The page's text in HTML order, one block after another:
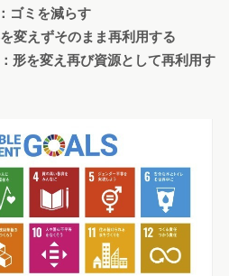
ゴミを減らす
変えずそのまま再利用する
を変え再び資源として再利用す